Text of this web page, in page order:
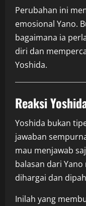
Perubahan ini
emosional Yano.
bagaimana ia
diri dan
Yoshida.
Reaksi
Yoshida bukan
jawaban
mau menjawab
balasan dari
dihargai dan
Inilah yang